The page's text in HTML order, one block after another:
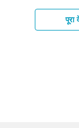
पूरा